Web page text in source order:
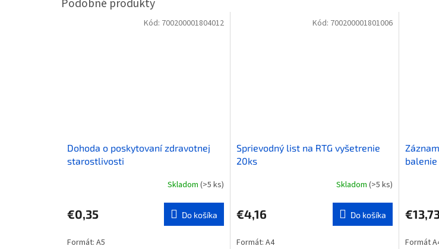
Dohoda o poskytovaní zdravotnej
starostlivosti
Skladom (>5 ks)
€0,35 Do košíka
Formát: A5
Kód: 700200001804012
Sprievodný list na RTG vyšetrenie
20ks
Skladom (>5 ks)
€4,16 Do košíka
Formát: A4
Kód: 700200001801006
Formát